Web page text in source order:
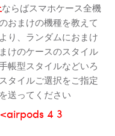
ならばスマホケース全機
おまけの機種を教えて
り、ランダムにおまけ
けのケースのスタイル
帳型スタイルなどいろ
タイルご選択をご指定
送ってください
4 3